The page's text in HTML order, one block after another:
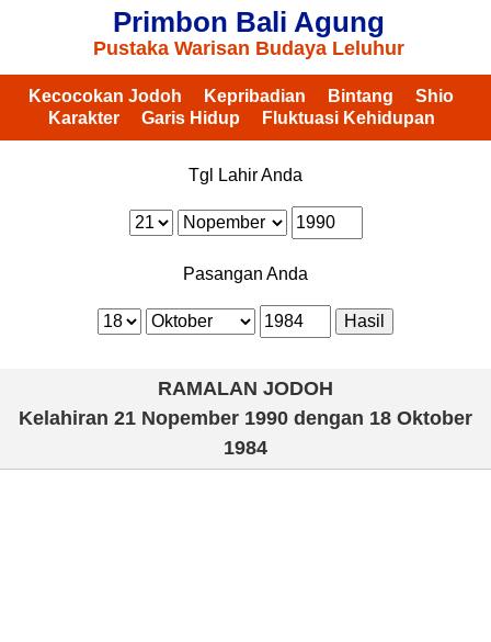
Primbon Bali Agung
Pustaka Warisan Budaya Leluhur
Kecocokan Jodoh Kepribadian Bintang
Shio
Karakter
Garis Hidup Fluktuasi Kehidupan
Tgl Lahir Anda
Pasangan Anda
RAMALAN JODOH
Kelahiran 21 Nopember 1990 dengan 18 Oktober
1984